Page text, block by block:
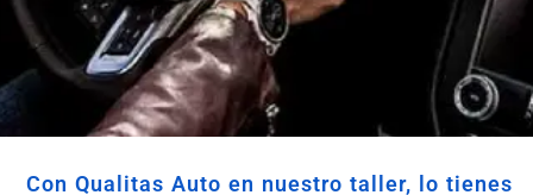
Con Qualitas Auto en nuestro taller, lo tienes